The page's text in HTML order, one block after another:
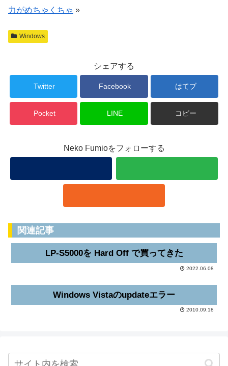
力がめちゃくちゃ »
Windows
シェアする
Twitter Facebook はてブ
Pocket LINE コピー
Neko Fumioをフォローする
関連記事
LP-S5000を Hard Off で買ってきた
2022.06.08
Windows Vistaのupdateエラー
2010.09.18